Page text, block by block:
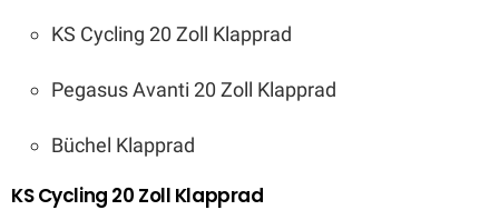
KS Cycling 20 Zoll Klapprad
Pegasus Avanti 20 Zoll Klapprad
Büchel Klapprad
KS Cycling 20 Zoll Klapprad